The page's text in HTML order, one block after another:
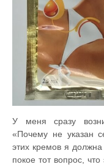
У меня сразу
«Почему не указан
этих кремов я
покое тот вопрос,